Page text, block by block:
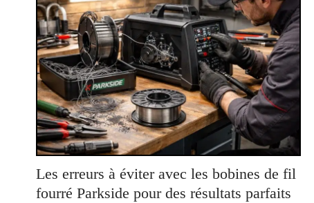
Les erreurs à éviter avec les bobines de fil
fourré Parkside pour des résultats parfaits